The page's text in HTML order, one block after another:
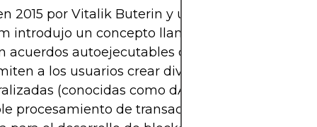
2015 por Vitalik Buterin y un equipo de
introdujo un concepto llamado
acuerdos autoejecutables codificados en la
a los usuarios crear diversas aplicaciones
(conocidas como dApps). Ethereum va
procesamiento de transacciones: es una